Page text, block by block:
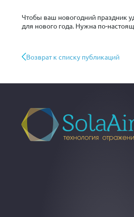
Чтобы ваш новогодний праздник
для нового года. Нужна по-
Возврат к списку публикаций